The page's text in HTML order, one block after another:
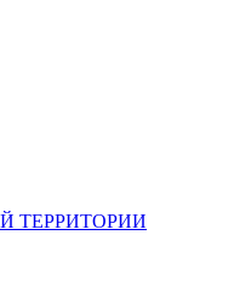
ТЕРРИТОРИИ